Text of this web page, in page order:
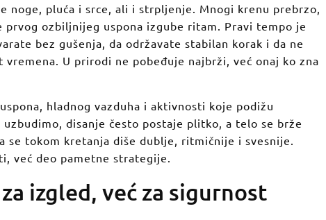
noge, pluća i srce, ali i strpljenje. Mnogi krenu prebrzo,
prvog ozbiljnijeg uspona izgube ritam. Pravi tempo je
bez gušenja, da održavate stabilan korak i da ne
U prirodi ne pobeđuje najbrži, već onaj ko zna
hladnog vazduha i aktivnosti koje podižu
disanje često postaje plitko, a telo se brže
se tokom kretanja diše dublje, ritmičnije i svesnije.
već deo pametne strategije.
izgled, već za sigurnost